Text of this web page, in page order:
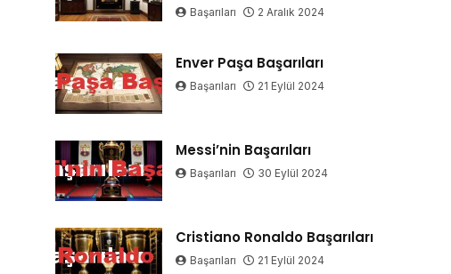
Başarıları 2 Aralık 2024
Enver Paşa Başarıları
Başarıları 21 Eylül 2024
Messi’nin Başarıları
Başarıları 30 Eylül 2024
Cristiano Ronaldo Başarıları
Başarıları 21 Eylül 2024